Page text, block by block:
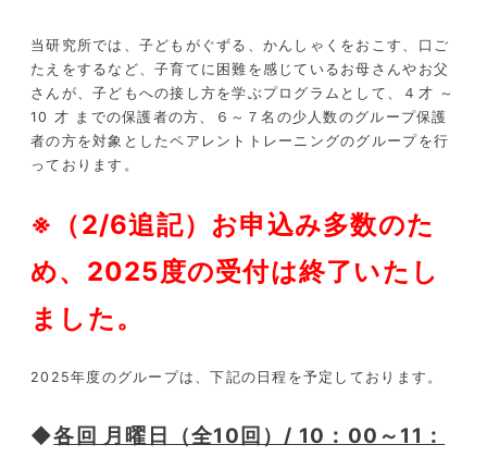
当研究所では、子どもがぐずる、かんしゃくをおこす、口ご
たえをするなど、子育てに困難を感じているお母さんやお父
さんが、子どもへの接し方を学ぶプログラムとして、４才 ～
10 才 までの保護者の方、６～７名の少人数のグループ保護
者の方を対象としたペアレントトレーニングのグループを行
っております。
※（2/6追記）お申込み多数のた
め、2025度の受付は終了いたし
ました。
2025年度のグループは、下記の日程を予定しております。
◆各回 月曜日（全10回）/ 10：00～11：